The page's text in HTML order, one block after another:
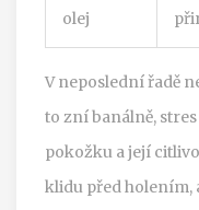
olej
V neposlední řadě
to zní banálně,
pokožku a její
klidu před holením,